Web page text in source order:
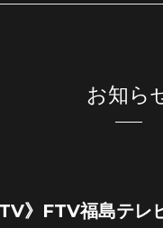
お知ら
TV》FTV福島テ